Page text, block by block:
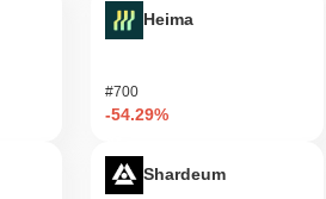
Heima
#700
-54.29%
Shardeum